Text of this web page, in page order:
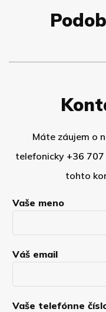
Máte záujem o
telefonicky +36
tohto
Vaše meno
Váš email
Vaše telefónne